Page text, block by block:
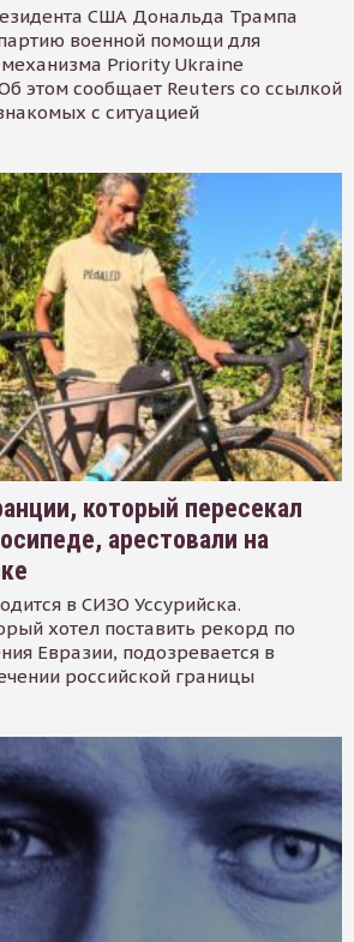
США Дональда Трампа
военной помощи для
Priority Ukraine
этом сообщает Reuters со ссылкой
с ситуацией
который пересекал
арестовали на
в СИЗО Уссурийска.
хотел поставить рекорд по
Евразии, подозревается в
российской границы